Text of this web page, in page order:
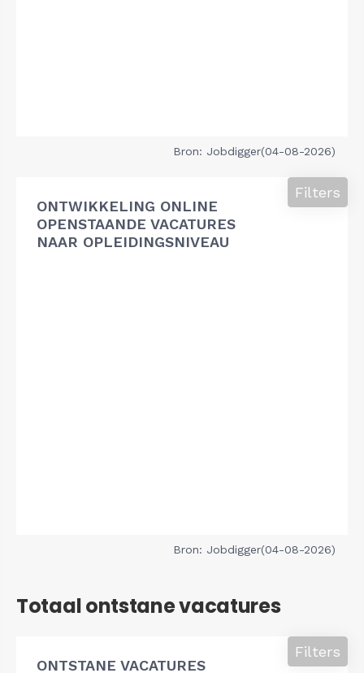
Bron: Jobdigger(04-08-2026)
ONTWIKKELING ONLINE
OPENSTAANDE VACATURES
NAAR OPLEIDINGSNIVEAU
Filters
Bron: Jobdigger(04-08-2026)
Totaal ontstane vacatures
ONTSTANE VACATURES
Filters